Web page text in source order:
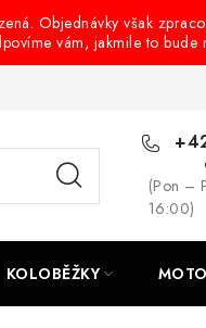
Objednávky však
vám, jakmile to bude
Podmínky ochrany
(Pon –
16:00)
KOLOBĚŽKY